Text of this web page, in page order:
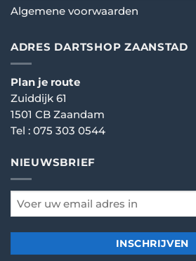
Algemene voorwaarden
ADRES DARTSHOP ZAANSTAD
Plan je route
Zuiddijk 61
1501 CB Zaandam
Tel : 075 303 0544
NIEUWSBRIEF
email
*